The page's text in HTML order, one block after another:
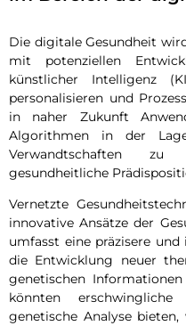
Die digitale Gesundheit
mit potenziellen
künstlicher Intelligenz
personalisieren und
in naher Zukunft
Algorithmen in der
Verwandtschaften
gesundheitliche
Vernetzte
innovative Ansätze der
umfasst eine präzisere
die Entwicklung neuer
genetischen
könnten
genetische Analyse